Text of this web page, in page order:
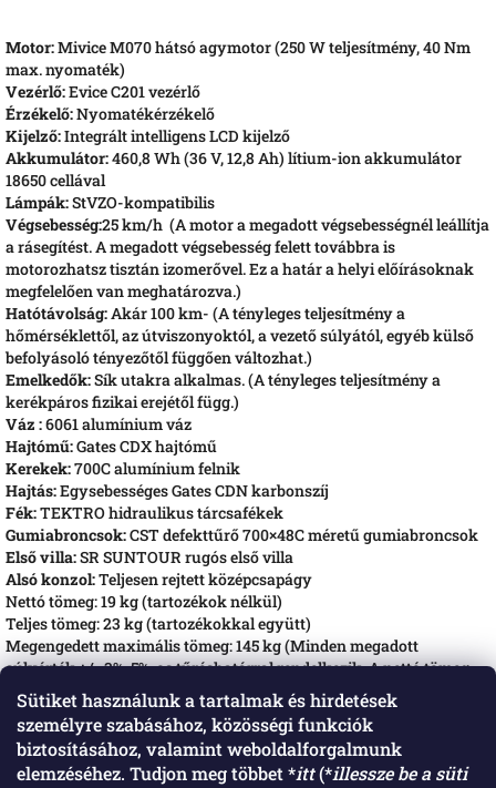
Sütiket használunk a tartalmak és hirdetések
személyre szabásához, közösségi funkciók
biztosításához, valamint weboldalforgalmunk
elemzéséhez. Tudjon meg többet *itt(*illessze be a süti
Motor:Mivice M070 hátsó agymotor (250 W teljesítmény, 40 Nm
max. nyomaték)
Vezérlő:Evice C201 vezérlő
Érzékelő:Nyomatékérzékelő
Kijelző:Integrált intelligens LCD kijelző
Akkumulátor:460,8 Wh (36 V, 12,8 Ah) lítium-ion akkumulátor
18650 cellával
Lámpák:StVZO-kompatibilis
Végsebesség:25 km/h (A motor a megadott végsebességnél leállítja
a rásegítést. A megadott végsebesség felett továbbra is
motorozhatsz tisztán izomerővel. Ez a határ a helyi előírásoknak
megfelelően van meghatározva.)
Hatótávolság:Akár 100 km- (A tényleges teljesítmény a
hőmérséklettől, az útviszonyoktól, a vezető súlyától, egyéb külső
befolyásoló tényezőtől függően változhat.)
Emelkedők:Sík utakra alkalmas. (A tényleges teljesítmény a
kerékpáros fizikai erejétől függ.)
Váz :6061 alumínium váz
Hajtómű:Gates CDX hajtómű
Kerekek:700C alumínium felnik
Hajtás:Egysebességes Gates CDN karbonszíj
Fék:TEKTRO hidraulikus tárcsafékek
Gumiabroncsok:CST defekttűrő 700×48C méretű gumiabroncsok
Első villa:SR SUNTOUR rugós első villa
Alsó konzol:Teljesen rejtett középcsapágy
Nettó tömeg: 19 kg (tartozékok nélkül)
Teljes tömeg: 23 kg (tartozékokkal együtt)
Megengedett maximális tömeg: 145 kg (Minden megadott
súlyérték +/- 3%-5%-os tűréshatárral rendelkezik. A nettó tömeg
tartalmazza az akkumulátort, de nem tartalmazza a tartozékokat.
A teljes tömeg magában foglalja az akkumulátort és az összes
tartozékot.)